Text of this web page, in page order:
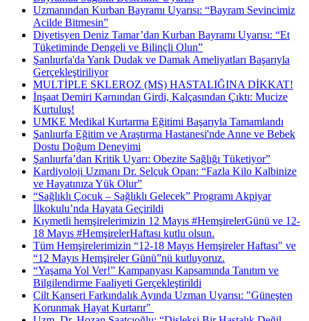
Uzmanından Kurban Bayramı Uyarısı: “Bayram Sevincimiz
Acilde Bitmesin”
Diyetisyen Deniz Tamar’dan Kurban Bayramı Uyarısı: “Et
Tüketiminde Dengeli ve Bilinçli Olun”
Şanlıurfa'da Yarık Dudak ve Damak Ameliyatları Başarıyla
Gerçekleştiriliyor
MULTİPLE SKLEROZ (MS) HASTALIĞINA DİKKAT!
İnşaat Demiri Karnından Girdi, Kalçasından Çıktı: Mucize
Kurtuluş!
UMKE Medikal Kurtarma Eğitimi Başarıyla Tamamlandı
Şanlıurfa Eğitim ve Araştırma Hastanesi'nde Anne ve Bebek
Dostu Doğum Deneyimi
Şanlıurfa’dan Kritik Uyarı: Obezite Sağlığı Tüketiyor”
Kardiyoloji Uzmanı Dr. Selçuk Opan: “Fazla Kilo Kalbinize
ve Hayatınıza Yük Olur”
“Sağlıklı Çocuk – Sağlıklı Gelecek” Programı Akpiyar
İlkokulu’nda Hayata Geçirildi
Kıymetli hemşirelerimizin 12 Mayıs #HemşirelerGünü ve 12-
18 Mayıs #HemşirelerHaftası kutlu olsun.
Tüm Hemşirelerimizin “12-18 Mayıs Hemşireler Haftası" ve
“12 Mayıs Hemşireler Günü”nü kutluyoruz.
“Yaşama Yol Ver!” Kampanyası Kapsamında Tanıtım ve
Bilgilendirme Faaliyeti Gerçekleştirildi
Cilt Kanseri Farkındalık Ayında Uzman Uyarısı: "Güneşten
Korunmak Hayat Kurtarır" ​